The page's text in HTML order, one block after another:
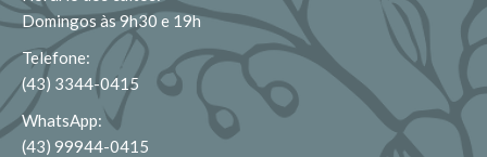
Domingos às 9h30 e 19h
Telefone:
(43) 3344-0415
WhatsApp:
(43) 99944-0415